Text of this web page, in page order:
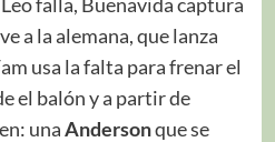
a la alemana, que lanza
usa la falta para frenar el
el balón y a partir de
unaAndersonque se